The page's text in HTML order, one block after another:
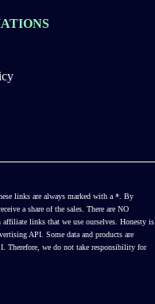
links are always marked with a *. By
a share of the sales. There are NO
links that we use ourselves. Honesty is
API. Some data and products are
Therefore, we do not take responsibility for